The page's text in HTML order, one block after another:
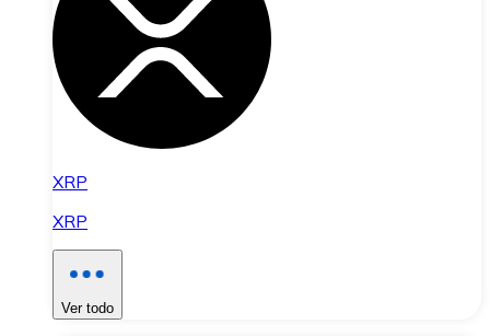
XRP
XRP
Ver todo